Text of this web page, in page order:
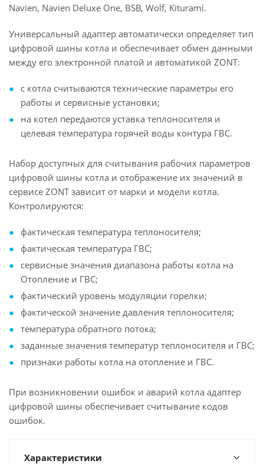
Navien, Navien Deluxe One, BSB, Wolf, Kiturami.
Универсальный адаптер автоматически определяет тип
цифровой шины котла и обеспечивает обмен данными
между его электронной платой и автоматикой ZONT:
с котла считываются технические параметры его
работы и сервисные установки;
на котел передаются уставка теплоносителя и
целевая температура горячей воды контура ГВС.
Набор доступных для считывания рабочих параметров
цифровой шины котла и отображение их значений в
сервисе ZONT зависит от марки и модели котла.
Контролируются:
фактическая температура теплоносителя;
фактическая температура ГВС;
сервисные значения диапазона работы котла на
Отопление и ГВС;
фактический уровень модуляции горелки;
фактической значение давления теплоносителя;
температура обратного потока;
заданные значения температур теплоносителя и ГВС;
признаки работы котла на отопление и ГВС.
При возникновении ошибок и аварий котла адаптер
цифровой шины обеспечивает считывание кодов
ошибок.
Характеристики